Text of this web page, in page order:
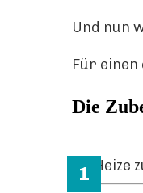
Und nun
Für
Die